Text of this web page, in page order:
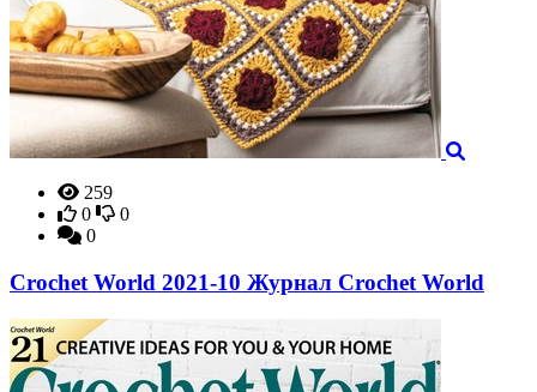
259
0
0
0
Crochet World 2021-10 Журнал Crochet World